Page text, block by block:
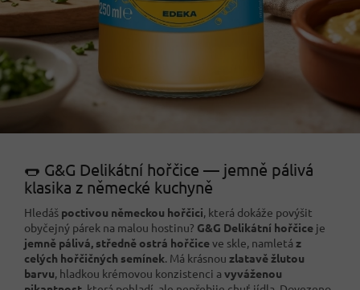
🌭 G&G Delikátní hořčice — jemně pálivá
klasika z německé kuchyně
Hledáš poctivou německou hořčici, která dokáže povýšit
obyčejný párek na malou hostinu? G&G Delikátní hořčice je
jemně pálivá, středně ostrá hořčiceve skle, namletá z
celých hořčičných semínek. Má krásnou zlatavě žlutou
barvu, hladkou krémovou konzistenci a vyváženou